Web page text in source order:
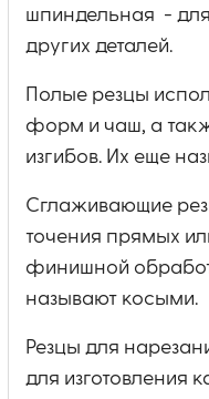
шпиндельная - для
других деталей.
Полые резцы
форм и чаш, а
изгибов. Их еще
Сглаживающие
точения прямых
финишной
называют косыми.
Резцы для
для изготовления